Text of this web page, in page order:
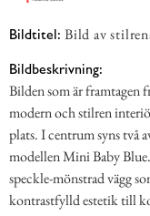
Bildtitel: Bild av
Bildbeskrivning:
Bilden som är framtagen
modern och stilren
plats. I centrum syns två
modellen Mini Baby Blue.
speckle-mönstrad vägg
kontrastfylld estetik till